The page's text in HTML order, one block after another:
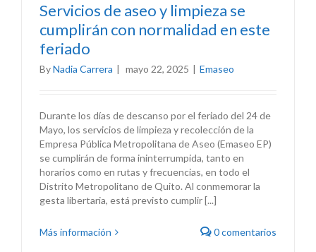
Servicios de aseo y limpieza se
cumplirán con normalidad en este
feriado
ByNadia Carrera | mayo 22, 2025 | Emaseo
Durante los días de descanso por el feriado del 24 de
Mayo, los servicios de limpieza y recolección de la
Empresa Pública Metropolitana de Aseo (Emaseo EP)
se cumplirán de forma ininterrumpida, tanto en
horarios como en rutas y frecuencias, en todo el
Distrito Metropolitano de Quito. Al conmemorar la
gesta libertaria, está previsto cumplir [...]
Más información 0 comentarios